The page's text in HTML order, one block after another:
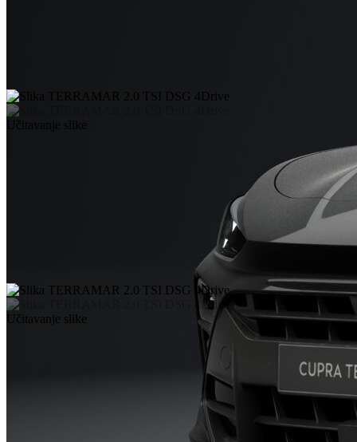
Učitavanje slike